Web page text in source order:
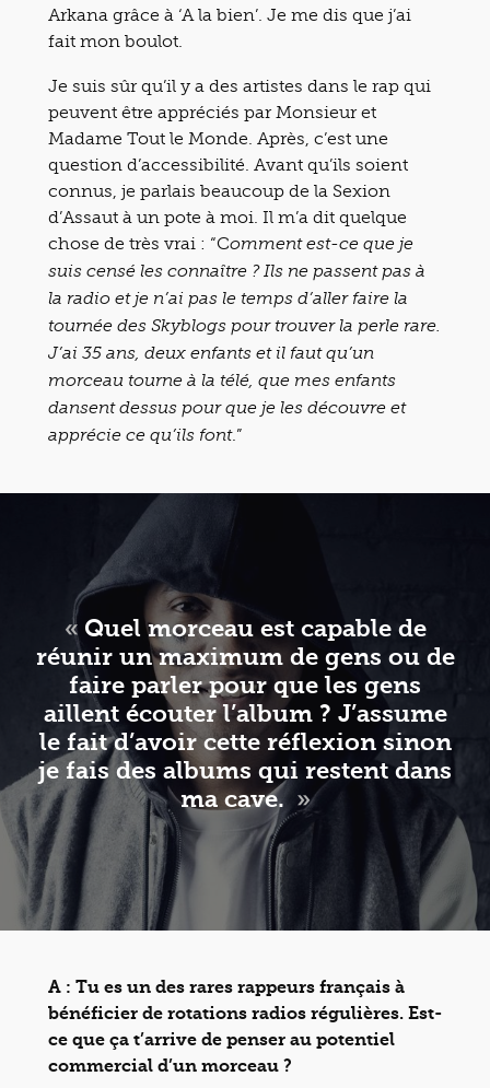
Arkana grâce à ‘A la bien’. Je me dis que j’ai
fait mon boulot.
Je suis sûr qu’il y a des artistes dans le rap qui
peuvent être appréciés par Monsieur et
Madame Tout le Monde. Après, c’est une
question d’accessibilité. Avant qu’ils soient
connus, je parlais beaucoup de la Sexion
d’Assaut à un pote à moi. Il m’a dit quelque
chose de très vrai : “Comment est-ce que je
suis censé les connaître ? Ils ne passent pas à
la radio et je n’ai pas le temps d’aller faire la
tournée des Skyblogs pour trouver la perle rare.
J’ai 35 ans, deux enfants et il faut qu’un
morceau tourne à la télé, que mes enfants
dansent dessus pour que je les découvre et
apprécie ce qu’ils font.”
« Quel morceau est capable de
réunir un maximum de gens ou de
faire parler pour que les gens
aillent écouter l’album ? J’assume
le fait d’avoir cette réflexion sinon
je fais des albums qui restent dans
ma cave. »
A : Tu es un des rares rappeurs français à
bénéficier de rotations radios régulières. Est-
ce que ça t’arrive de penser au potentiel
commercial d’un morceau ?